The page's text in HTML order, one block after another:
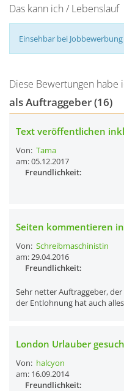
Das kann ich / Lebenslauf
Einsehbar bei
Diese Bewertungen habe
als Auftraggeber (16)
Text veröffentlichen
Von: Tama
am: 05.12.2017
Freundlichkeit:
Seiten kommentieren
Von: Schreibmaschinistin
am: 29.04.2016
Freundlichkeit:
Sehr netter Auftraggeber,
der Entlohnung hat auch
London Urlauber
Von: halcyon
am: 16.09.2014
Freundlichkeit: